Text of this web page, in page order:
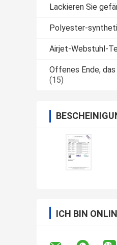
Lackieren Sie
Polyester-
Airjet-Webstuhl-
Offenes Ende,
(15)
ICH BIN